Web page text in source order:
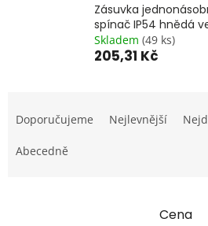
Zásuvka
spínač IP54 hnědá
Skladem (49 ks)
205,31 Kč
a
e
Doporučujeme Nejlevnější
Abecedně
Cena